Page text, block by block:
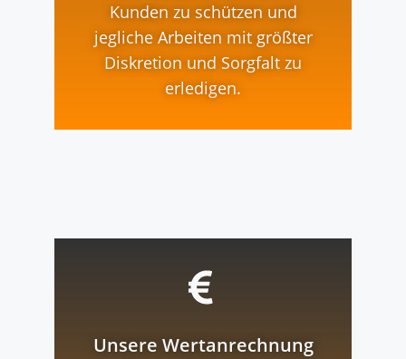
Kunden zu schützen und
jegliche Arbeiten mit größter
Diskretion und Sorgfalt zu
erledigen.
Unsere Wertanrechnung